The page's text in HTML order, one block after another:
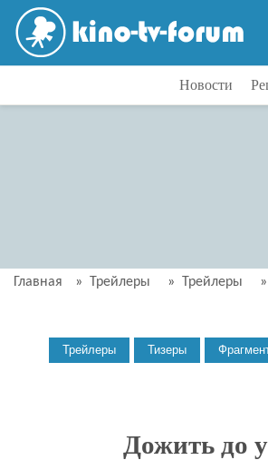
Новости
Главная » Трейлеры » Трейлеры »
Дожить до